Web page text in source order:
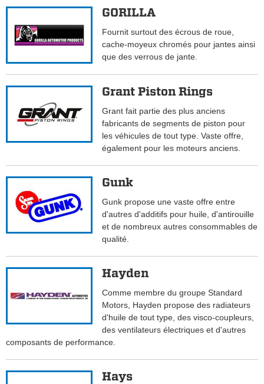
GORILLA
Fournit surtout des écrous de roue,
cache-moyeux chromés pour jantes ainsi
que des verrous de jante.
Grant Piston Rings
Grant fait partie des plus anciens
fabricants de segments de piston pour
les véhicules de tout type. Vaste offre,
également pour les moteurs anciens.
Gunk
Gunk propose une vaste offre entre
d'autres d'additifs pour huile, d'antirouille
et de nombreux autres consommables de
qualité.
Hayden
Comme membre du groupe Standard
Motors, Hayden propose des radiateurs
d'huile de tout type, des visco-coupleurs,
des ventilateurs électriques et d'autres
composants de performance.
Hays